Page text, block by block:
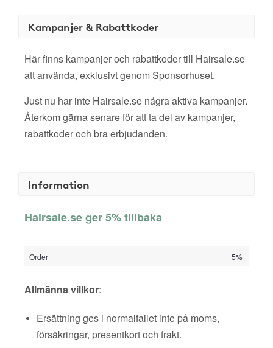
Kampanjer & Rabattkoder
Här finns kampanjer och rabattkoder till Hairsale.se
att använda, exklusivt genom Sponsorhuset.
Just nu har inte Hairsale.se några aktiva kampanjer.
Återkom gärna senare för att ta del av kampanjer,
rabattkoder och bra erbjudanden.
Information
Hairsale.se ger 5% tillbaka
Order 5%
Allmänna villkor:
Ersättning ges i normalfallet inte på moms,
försäkringar, presentkort och frakt.